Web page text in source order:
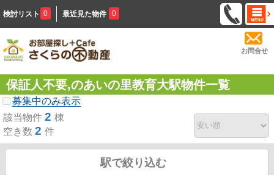
検討リスト 0 最近見た物件 0
お問合せ
保証人不要,のあいの里教育大駅物件一覧
募集中のみ表示
該当物件 2 棟
空き数 2 件
駅で絞り込む